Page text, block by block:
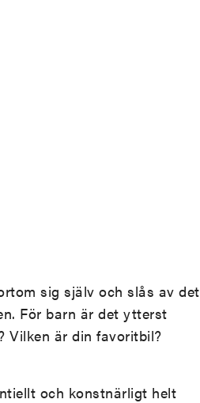
sig själv och slås av det
För barn är det ytterst
Vilken är din favoritbil?
och konstnärligt helt